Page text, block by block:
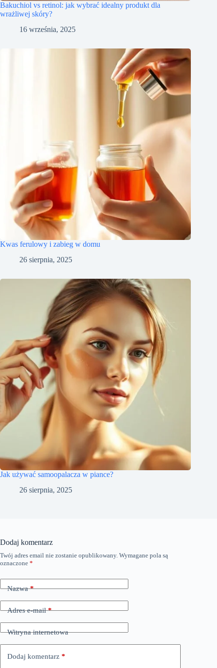
Bakuchiol vs retinol: jak wybrać idealny produkt dla
wrażliwej skóry?
16 września, 2025
Kwas ferulowy i zabieg w domu
26 sierpnia, 2025
Jak używać samoopalacza w piance?
26 sierpnia, 2025
Dodaj komentarz
Twój adres email nie zostanie opublikowany. Wymagane pola są
oznaczone *
Nazwa*
Adres e-mail*
Witryna internetowa
Dodaj komentarz *